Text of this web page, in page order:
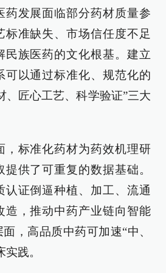
药发展面临部分药材质量参
标准缺失、市场信任度不足
民族医药的文化根基。建立
可以通过标准化、规范化的
、匠心工艺、科学验证”三大
，标准化药材为药效机理研
供了可重复的数据基础。
认证倒逼种植、加工、流通
造，推动中药产业链向智能
，高品质中药可加速“中、
践。